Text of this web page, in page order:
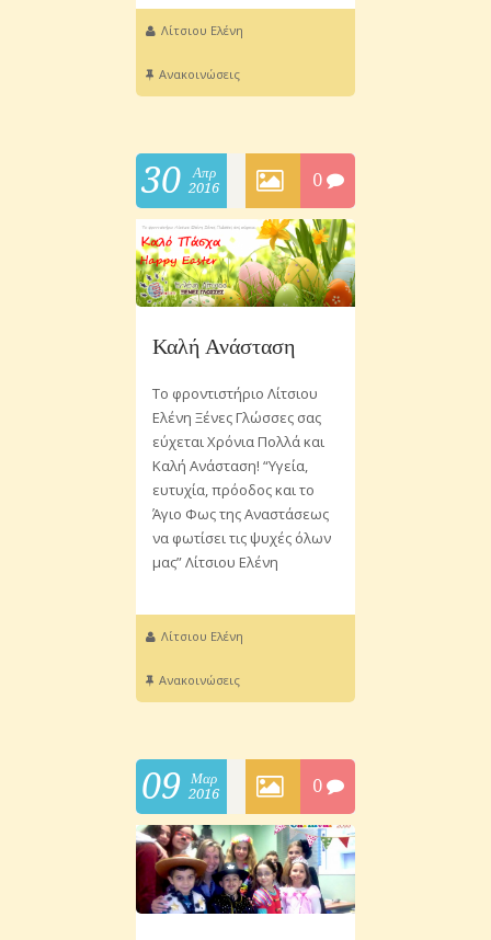
Λίτσιου Ελένη
Ανακοινώσεις
30
Απρ
2016
0
Καλή Ανάσταση
Το φροντιστήριο Λίτσιου
Ελένη Ξένες Γλώσσες σας
εύχεται Χρόνια Πολλά και
Καλή Ανάσταση! “Υγεία,
ευτυχία, πρόοδος και το
Άγιο Φως της Αναστάσεως
να φωτίσει τις ψυχές όλων
μας” Λίτσιου Ελένη
Λίτσιου Ελένη
Ανακοινώσεις
09 Μαρ
2016
0